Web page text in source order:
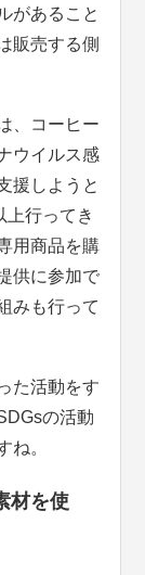
があること
販売する側
、コーヒー
ウイルス感
援しようと
上行ってき
用商品を購
供に参加で
みも行って
た活動をす
の活動
ね。
材を使